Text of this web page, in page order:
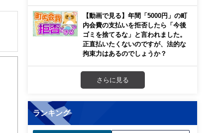
経
【動画で見る】年間「5000円」の町
内会費の支払いを拒否したら「今後
ゴミを捨てるな」と言われました。
正直払いたくないのですが、法的な
拘束力はあるのでしょうか？
さらに見る
ランキング